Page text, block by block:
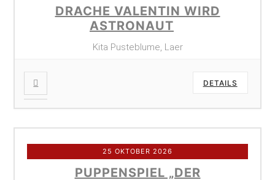
DRACHE VALENTIN WIRD
ASTRONAUT
Kita Pusteblume, Laer
DETAILS
25 OKTOBER 2026
PUPPENSPIEL „DER